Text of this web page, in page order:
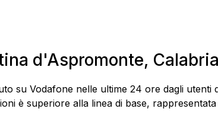
d'Aspromonte, Calabria
su Vodafone nelle ultime 24 ore dagli utenti
è superiore alla linea di base,